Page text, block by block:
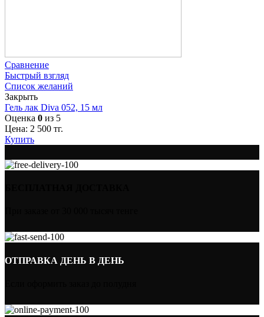
Сравнение
Быстрый взгляд
Список желаний
Закрыть
Гель лак Diva 052, 15 мл
Оценка 0 из 5
Цена: 2 500 тг.
Купить
ОТПРАВКА ДЕНЬ В ДЕНЬ